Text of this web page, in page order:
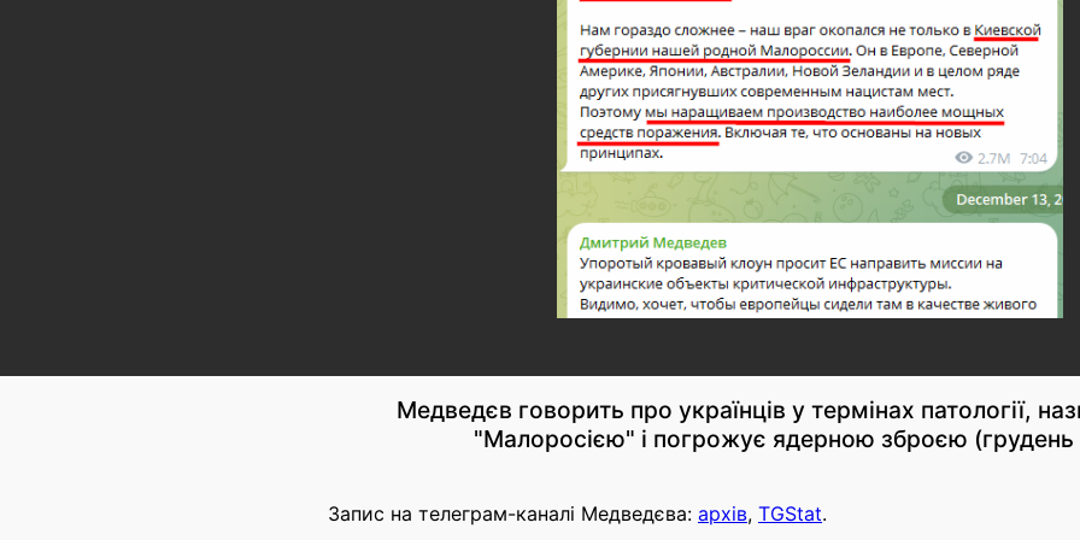
Медведєв говорить про українців у термінах патології,
"Малоросією" і погрожує ядерною зброєю
Запис на телеграм-каналі Медведєва: архів, TGStat.